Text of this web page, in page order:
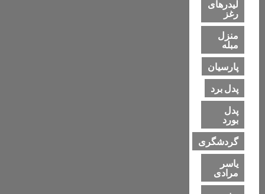
لیدرهای
رغز
منزل
مبله
پارسیان
پدل برد
پدل
بورد
گردشگری
یاسر
مرادی